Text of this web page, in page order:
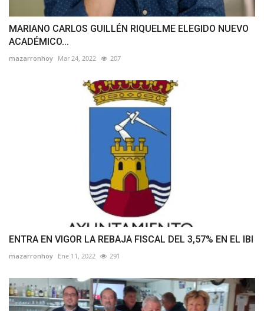
MARIANO CARLOS GUILLÉN RIQUELME ELEGIDO NUEVO
ACADÉMICO...
mazarronhoy Mar 24, 2022 207
ENTRA EN VIGOR LA REBAJA FISCAL DEL 3,57% EN EL IBI
mazarronhoy Ene 11, 2022 291